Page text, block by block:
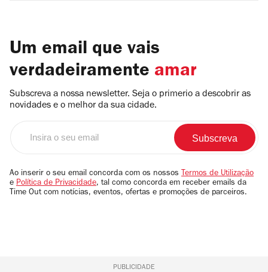
Um email que vais
verdadeiramente amar
Subscreva a nossa newsletter. Seja o primerio a descobrir as
novidades e o melhor da sua cidade.
email
Ao inserir o seu email concorda com os nossos Termos de Utilização
e Política de Privacidade, tal como concorda em receber emails da
Time Out com notícias, eventos, ofertas e promoções de parceiros.
PUBLICIDADE